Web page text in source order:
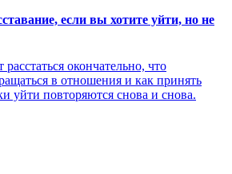
если вы хотите уйти, но не
окончательно, что
в отношения и как принять
уйти повторяются снова и снова.